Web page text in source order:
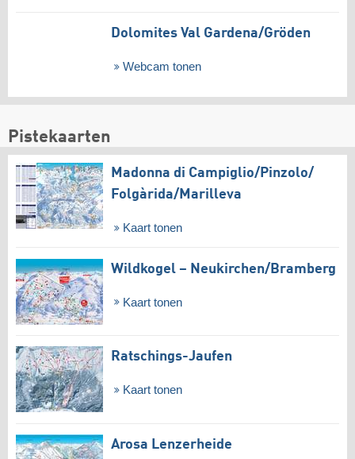
Dolomites Val Gardena/​Gröden
Webcam tonen
Pistekaarten
Madonna di Campiglio/​Pinzolo/​
Folgàrida/​Marilleva
Kaart tonen
Wildkogel – Neukirchen/​Bramberg
Kaart tonen
Ratschings-Jaufen
Kaart tonen
Arosa Lenzerheide